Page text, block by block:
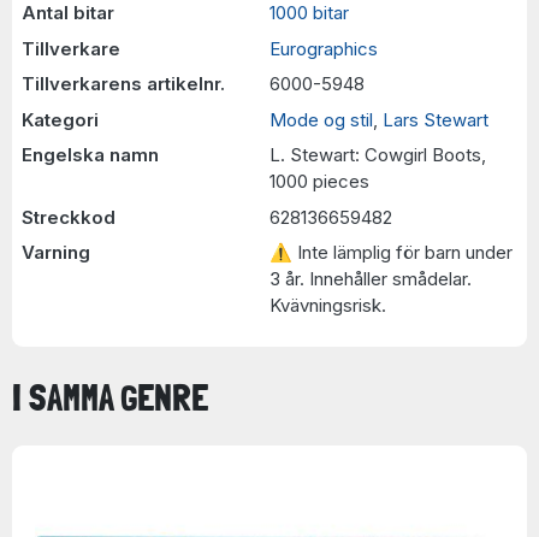
Antal bitar
1000 bitar
Tillverkare
Eurographics
Tillverkarens artikelnr.
6000-5948
Kategori
Mode og stil Lars Stewart
Engelska namn
L. Stewart: Cowgirl Boots,
1000 pieces
Streckkod
628136659482
Varning
⚠ Inte lämplig för barn under
3 år. Innehåller smådelar.
Kvävningsrisk.
I SAMMA GENRE